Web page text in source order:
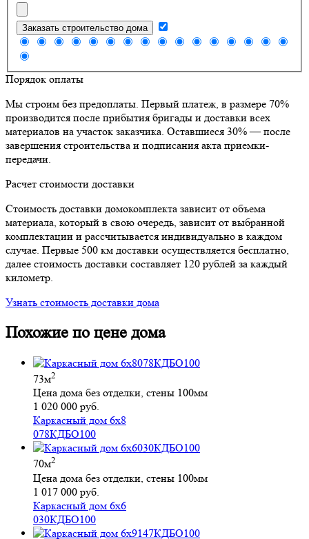
Заказать строительство дома
Порядок оплаты
Мы строим без предоплаты. Первый платеж, в размере 70%
производится после прибытия бригады и доставки всех
материалов на участок заказчика. Оставшиеся 30% — после
завершения строительства и подписания акта приемки-
передачи.
Расчет стоимости доставки
Стоимость доставки домокомплекта зависит от объема
материала, который в свою очередь, зависит от выбранной
комплектации и рассчитывается индивидуально в каждом
случае. Первые 500 км доставки осуществляется бесплатно,
далее стоимость доставки составляет 120 рублей за каждый
километр.
Узнать стоимость доставки дома
Похожие по цене дома
73м2
Цена дома без отделки, стены 100мм
1 020 000 руб.
Каркасный дом 6х8
078КДБО100
70м2
Цена дома без отделки, стены 100мм
1 017 000 руб.
Каркасный дом 6х6
030КДБО100